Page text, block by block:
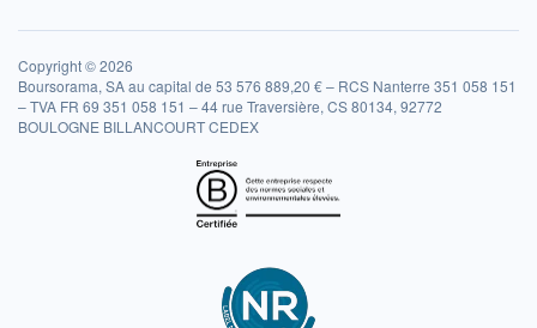
Copyright © 2026
Boursorama, SA au capital de 53 576 889,20 € – RCS Nanterre 351 058 151
– TVA FR 69 351 058 151 – 44 rue Traversière, CS 80134, 92772
BOULOGNE BILLANCOURT CEDEX